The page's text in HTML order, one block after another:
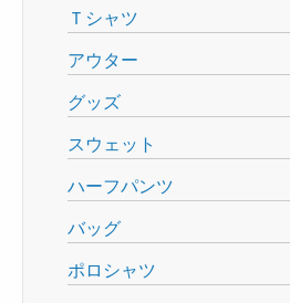
Ｔシャツ
アウター
グッズ
スウェット
ハーフパンツ
バッグ
ポロシャツ